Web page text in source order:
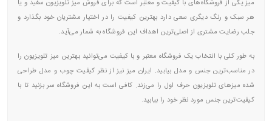
میز یکی از فروشگاه‌های با کیفیت و معتبر است که برای فروش میز تلویزیون سفید و یا
هر سبک و رنگ دیگری سعی دارد بهترین کیفیت را در اختیار مشتریان خود بگذارد و
جلب رضایت مشتری از اصلی‌ترین اهداف این فروشگاه به شمار می‌آید.
به طور کلی با انتخاب یک فروشگاه معتبر و با کیفیت می‌توانید بهترین میز تلویزیون را
در مناسب‌ترین جنس و مدل بیابید. ایران میز نیز از نظر کیفیت چوب و مدل طراحی
شده میزهای تلویزیون حرف اول را می‌زند. کافی است به این فروشگاه سر بزنید تا با
کیفیت‌ترین جنس مورد نظر خود را بیابید.